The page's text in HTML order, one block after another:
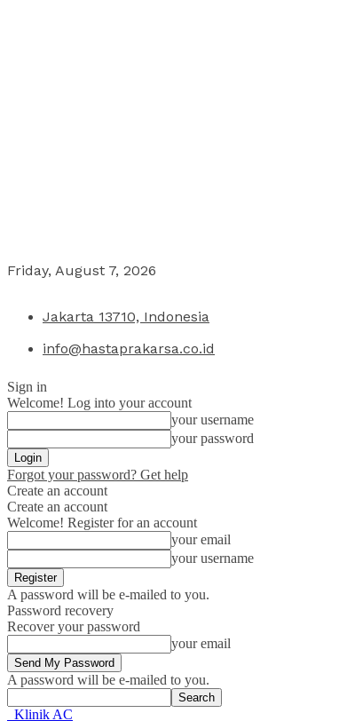
Friday, August 7, 2026
Jakarta 13710, Indonesia
info@hastaprakarsa.co.id
Sign in
Welcome! Log into your account
your username
your password
Forgot your password? Get help
Create an account
Create an account
Welcome! Register for an account
your email
your username
A password will be e-mailed to you.
Password recovery
Recover your password
your email
A password will be e-mailed to you.
Klinik AC